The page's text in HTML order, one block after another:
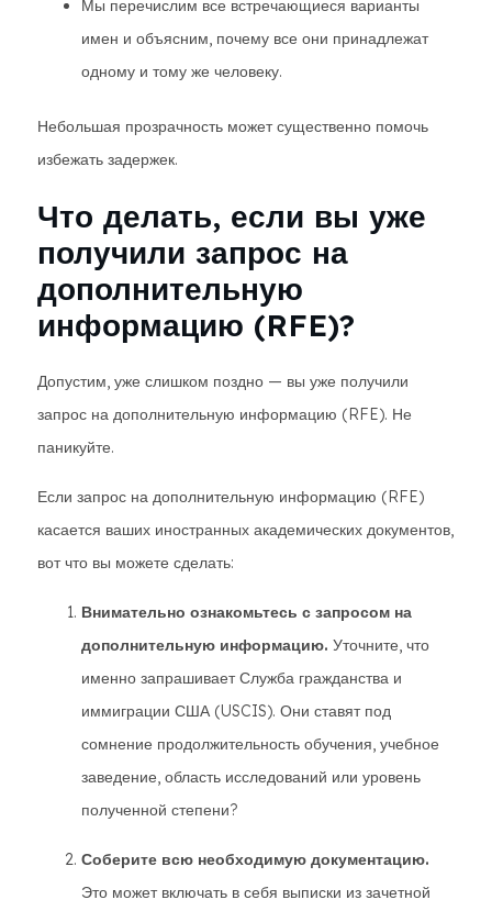
Мы перечислим все встречающиеся варианты
имен и объясним, почему все они принадлежат
одному и тому же человеку.
Небольшая прозрачность может существенно помочь
избежать задержек.
Что делать, если вы уже
получили запрос на
дополнительную
информацию (RFE)?
Допустим, уже слишком поздно — вы уже получили
запрос на дополнительную информацию (RFE). Не
паникуйте.
Если запрос на дополнительную информацию (RFE)
касается ваших иностранных академических документов,
вот что вы можете сделать:
Внимательно ознакомьтесь с запросом на
дополнительную информацию. Уточните, что
именно запрашивает Служба гражданства и
иммиграции США (USCIS). Они ставят под
сомнение продолжительность обучения, учебное
заведение, область исследований или уровень
полученной степени?
Соберите всю необходимую документацию.
Это может включать в себя выписки из зачетной